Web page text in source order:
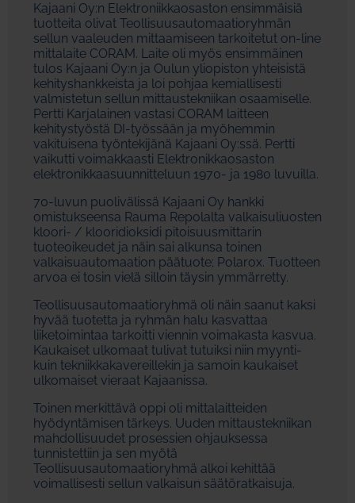
Kajaani Oy:n Elektroniikkaosaston ensimmäisiä
tuotteita olivat Teollisuusautomaatioryhmän
sellun vaaleuden mittaamiseen tarkoitetut on-line
mittalaite CORAM. Laite oli myös ensimmäinen
tulos Kajaani Oy:n ja Oulun yliopiston yhteisistä
kehityshankkeista ja loi pohjaa kemiallisesti
valmistetun sellun mittaustekniikan osaamiselle.
Pertti Karjalainen vastasi CORAM laitteen
kehitystyöstä DI-työssään ja myöhemmin
vakituisena työntekijänä Kajaani Oy:ssä. Pertti
vaikutti voimakkaasti Elektronikkaosaston
elektronikkaasuunnitteluun 1970- ja 1980 luvuilla.
70-luvun puolivälissä Kajaani Oy hankki
omistukseensa Rauma Repolalta valkaisuliuosten
kloori- / klooridioksidi pitoisuusmittarin
tuoteoikeudet ja näin sai alkunsa toinen
valkaisuautomaation päätuote; Polarox. Tuotteen
arvoa ei tosin vielä silloin täysin ymmärretty.
Teollisuusautomaatioryhmä oli näin saanut kaksi
hyvää tuotetta ja ryhmän halu kasvattaa
liiketoimintaa tarkoitti viennin voimakasta kasvua.
Kaukaiset ulkomaat tulivat tutuiksi niin myynti-
kuin tekniikkakavereillekin ja samoin kaukaiset
ulkomaiset vieraat Kajaanissa.
Toinen merkittävä oppi oli mittalaitteiden
hyödyntämisen tärkeys. Uuden mittaustekniikan
mahdollisuudet prosessien ohjauksessa
tunnistettiin ja sen myötä
Teollisuusautomaatioryhmä alkoi kehittää
voimallisesti sellun valkaisun säätöratkaisuja.